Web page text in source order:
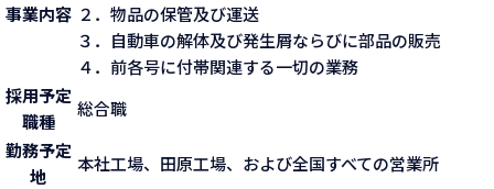
事業内容 ２．物品の保管及び運送
３．自動車の解体及び発生屑ならびに部品の販売
４．前各号に付帯関連する一切の業務
採用予定
職種
総合職
勤務予定
地
本社工場、田原工場、および全国すべての営業所